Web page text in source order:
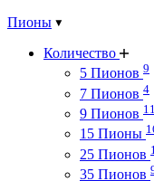
Пионы
Количество
5 Пионов 9
7 Пионов 4
9 Пионов 11
15 Пионы
25 Пионов
35 Пионов